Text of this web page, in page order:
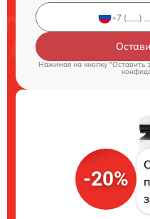
Нажимая на кнопку "Оставить
-20%